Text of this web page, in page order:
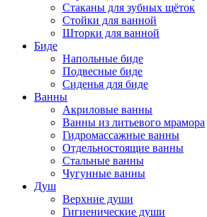
Стаканы для зубных щёток
Стойки для ванной
Шторки для ванной
Биде
Напольные биде
Подвесные биде
Сиденья для биде
Ванны
Акриловые ванны
Ванны из литьевого мрамора
Гидромассажные ванны
Отдельностоящие ванны
Стальные ванны
Чугунные ванны
Душ
Верхние души
Гигиенические души